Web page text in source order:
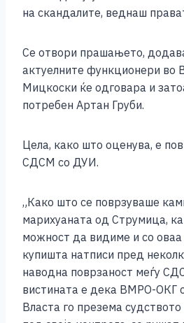
на скандалите, веднаш
Се отвори прашањето,
актуелните функционери во
Мицкоски ќе одговара и
потребен Артан Груби.
Цела, како што оценува, е
СДСМ со ДУИ.
„Како што се поврзуваше
марихуаната од Струмица,
можност да видиме и со оваа
купишта натписи пред
наводна поврзаност меѓу
вистината е дека ВМРО-ОКГ
Власта го презема